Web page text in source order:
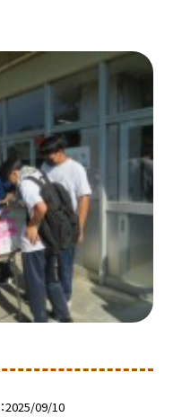
2025/09/10